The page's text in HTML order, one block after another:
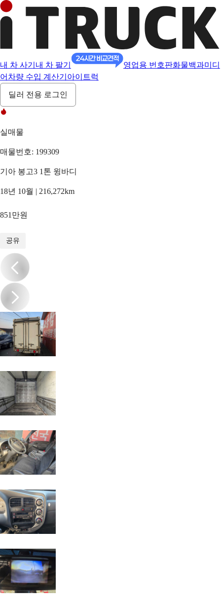
내 차 사기 내 차 팔기 영업용 번호판화물백과미디
어 차량 수입 계산기 아이트럭
딜러 전용 로그인
실매물
매물번호: 199309
기아 봉고3 1톤 윙바디
18년 10월 | 216,272km
851만원
공유
/11